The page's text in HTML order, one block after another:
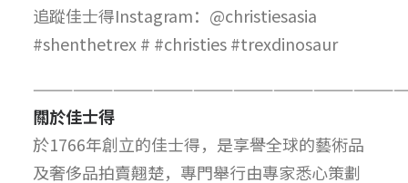
追蹤佳士得Instagram：@christiesasia
#shenthetrex # #christies #trexdinosaur
關於佳士得
於1766年創立的佳士得，是享譽全球的藝術品
及奢侈品拍賣翹楚，專門舉行由專家悉心策劃